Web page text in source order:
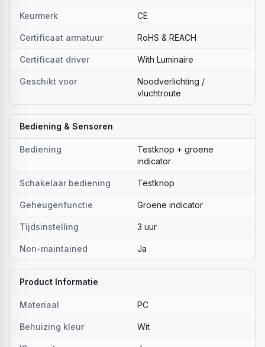
Keurmerk CE
Certificaat armatuur RoHS & REACH
Certificaat driver With Luminaire
Geschikt voor
Noodverlichting /
vluchtroute
Bediening & Sensoren
Bediening
Testknop + groene
indicator
Schakelaar bediening Testknop
Geheugenfunctie Groene indicator
Tijdsinstelling 3 uur
Non-maintained Ja
Product Informatie
Materiaal PC
Behuizing kleur Wit